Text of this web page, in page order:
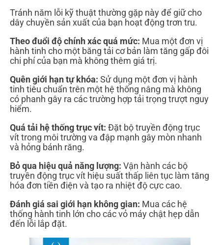
Tránh năm lỗi kỹ thuật thường gặp này để giữ cho
dây chuyền sản xuất của bạn hoạt động trơn tru.
Theo đuổi độ chính xác quá mức: Mua một đơn vị
hành tinh cho một băng tải cơ bản làm tăng gấp đôi
chi phí của bạn mà không thêm giá trị.
Quên giới hạn tự khóa: Sử dụng một đơn vị hành
tinh tiêu chuẩn trên một hệ thống nâng mà không
có phanh gây ra các trường hợp tải trọng trượt nguy
hiểm.
Quá tải hệ thống trục vít: Đặt bộ truyền động trục
vít trong môi trường va đập mạnh gây mòn nhanh
và hỏng bánh răng.
Bỏ qua hiệu quả năng lượng: Vận hành các bộ
truyền động trục vít hiệu suất thấp liên tục làm tăng
hóa đơn tiền điện và tạo ra nhiệt độ cực cao.
Đánh giá sai giới hạn không gian: Mua các hệ
thống hành tinh lớn cho các vỏ máy chật hẹp dẫn
đến lỗi lắp đặt.